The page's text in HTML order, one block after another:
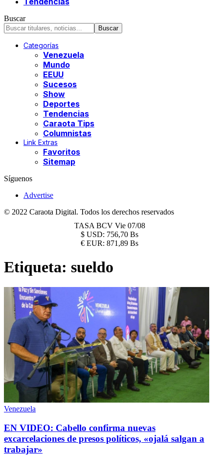
Buscar
Categorías
Venezuela
Mundo
EEUU
Sucesos
Show
Deportes
Tendencias
Caraota Tips
Columnistas
Link Extras
Favoritos
Sitemap
Síguenos
Advertise
© 2022 Caraota Digital. Todos los derechos reservados
TASA BCV Vie 07/08
$ USD: 756,70 Bs
€ EUR: 871,89 Bs
Etiqueta: sueldo
Venezuela
EN VIDEO: Cabello confirma nuevas
excarcelaciones de presos políticos, «ojalá salgan a
trabajar»